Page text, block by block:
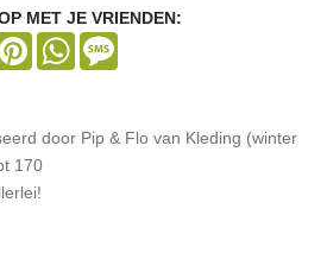
MET JE VRIENDEN:
PinterestWhatsApp
door Pip & Flo van Kleding (winter
170